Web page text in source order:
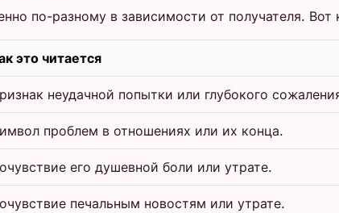
по-разному в зависимости от получателя. Вот
это читается
неудачной попытки или глубокого
проблем в отношениях или их конца.
его душевной боли или утрате.
печальным новостям или утрате.